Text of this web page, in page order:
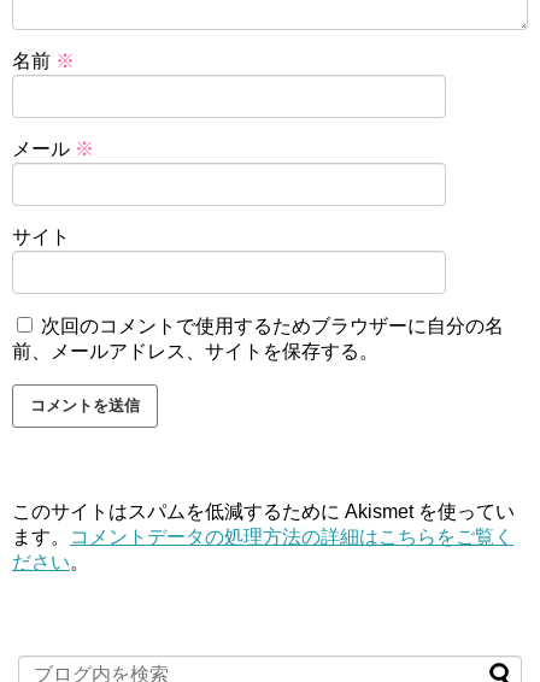
名前 ※
メール ※
サイト
次回のコメントで使用するためブラウザーに自分の名
前、メールアドレス、サイトを保存する。
このサイトはスパムを低減するために Akismet を使ってい
ます。
コメントデータの処理方法の詳細はこちらをご覧く
ださい。